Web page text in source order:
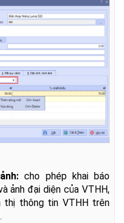
cho phép khai báo
ảnh đại diện của VTHH,
thị thông tin VTHH trên